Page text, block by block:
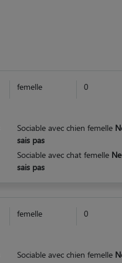
femelle 0
Sociable avec chien femelle
sais pas
Sociable avec chat femelle Ne
sais pas
femelle 0
Sociable avec chien femelle